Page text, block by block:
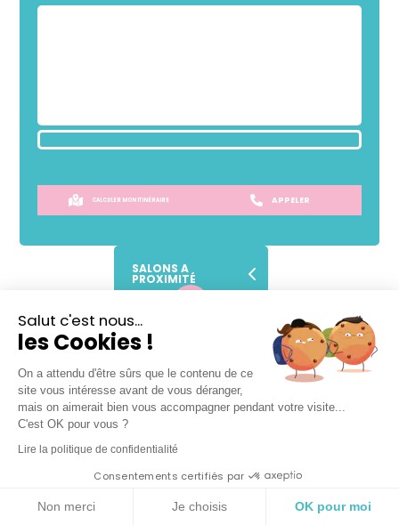
APPELER
CALCULER MON ITINÉRAIRE
SALONS A
PROXIMITÉ
SANS
RENDEZ-VOUS !
Prendre place dans la file d'attente
Lundi
Mercredi
09h30-19h
Salut c'est nous...
les Cookies !
On a attendu d'être sûrs que le contenu de ce
site vous intéresse avant de vous déranger,
mais on aimerait bien vous accompagner pendant votre visite...
C'est OK pour vous ?
Lire la politique de confidentialité
Consentements certifiés par
Non merci Je choisis OK pour moi